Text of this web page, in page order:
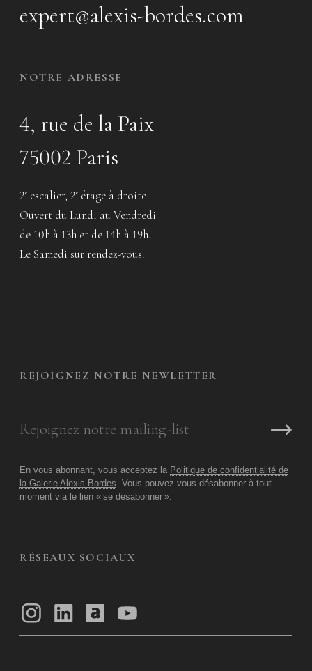
expert@alexis-bordes.com
NOTRE ADRESSE
4, rue de la Paix
75002 Paris
2e escalier, 2e étage à droite
Ouvert du Lundi au Vendredi
de 10h à 13h et de 14h à 19h.
Le Samedi sur rendez-vous.
REJOIGNEZ NOTRE NEWLETTER
En vous abonnant, vous acceptez la Politique de confidentialité de
la Galerie Alexis Bordes . Vous pouvez vous désabonner à tout
moment via le lien « se désabonner ».
RÉSEAUX SOCIAUX